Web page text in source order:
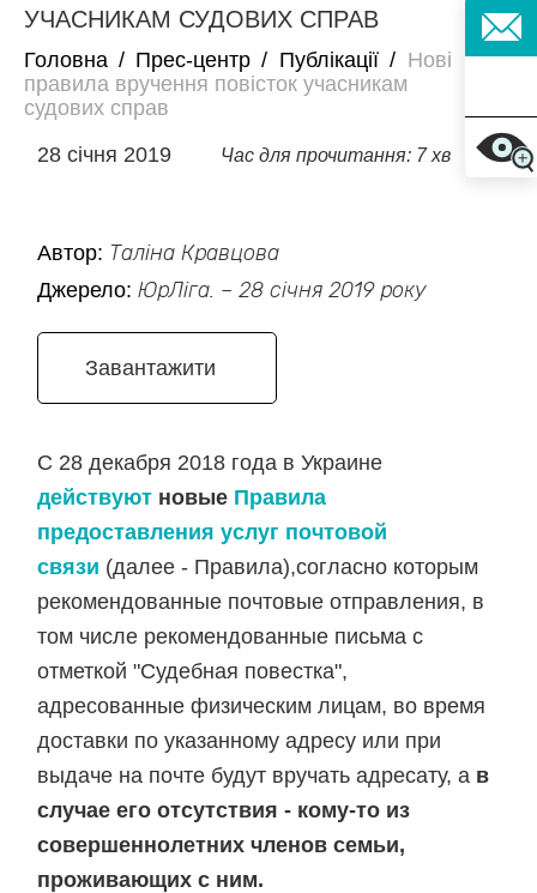
УЧАСНИКАМ СУДОВИХ СПРАВ
Головна / Прес-центр / Публікації / Нові
правила вручення повісток учасникам
судових справ
28 січня 2019
Час для прочитання: 7 хв
Автор: Таліна Кравцова
Джерело:ЮрЛіга. – 28 січня 2019 року
Завантажити
C 28 декабря 2018 года в Украине
действуют новые Правила
предоставления услуг почтовой
связи (далее - Правила),согласно которым
рекомендованные почтовые отправления, в
том числе рекомендованные письма с
отметкой "Судебная повестка",
адресованные физическим лицам, во время
доставки по указанному адресу или при
выдаче на почте будут вручать адресату, а в
случае его отсутствия - кому-то из
совершеннолетних членов семьи,
проживающих с ним.